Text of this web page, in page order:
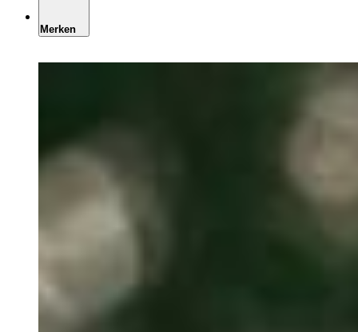
Merken